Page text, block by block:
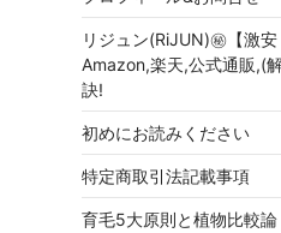
リジュン(RiJUN)㊙【激
Amazon,楽天,公式通販,(
訣!
初めにお読みください
特定商取引法記載事項
育毛5大原則と植物比較論